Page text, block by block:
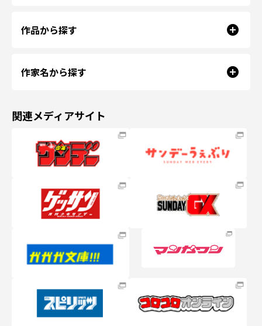
作品から探す
作家名から探す
関連メディアサイト